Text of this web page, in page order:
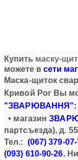
Купить маску-
можете в сети
Маска-щиток
Кривой Рог Вы
"ЗВАРЮВАННЯ":
• магазин
партсъезда), д.
Тел.: (067) 379-
(093) 610-90-26.